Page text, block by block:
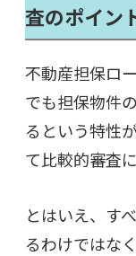
査のポイン
不動産担保ロ
でも担保物件
るという特性
て比較的審査
とはいえ、す
るわけではな